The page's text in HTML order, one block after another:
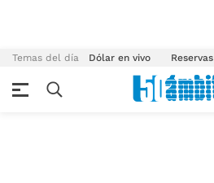
Temas del día Dólar en vivo Reservas